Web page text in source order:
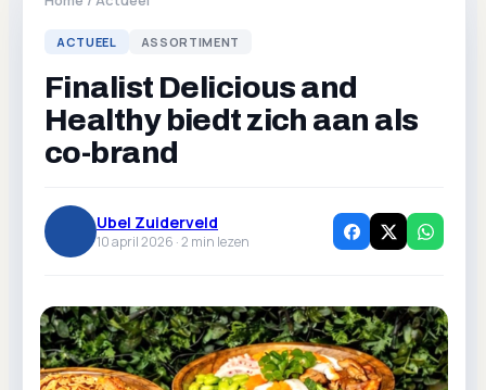
ACTUEEL ASSORTIMENT
Finalist Delicious and
Healthy biedt zich aan als
co-brand
Ubel Zuiderveld
10 april 2026 ·2 min lezen